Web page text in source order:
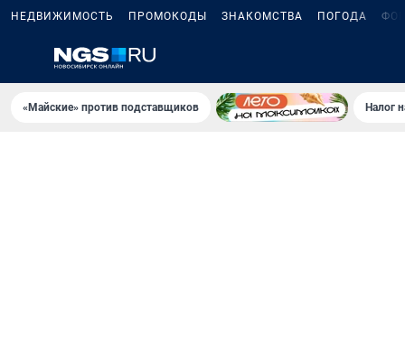
НЕДВИЖИМОСТЬ ПРОМОКОДЫ ЗНАКОМСТВА ПОГОДА
«Майские» против подставщиков Налог